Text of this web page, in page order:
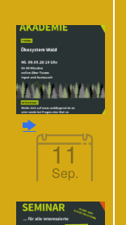
11
Sep.